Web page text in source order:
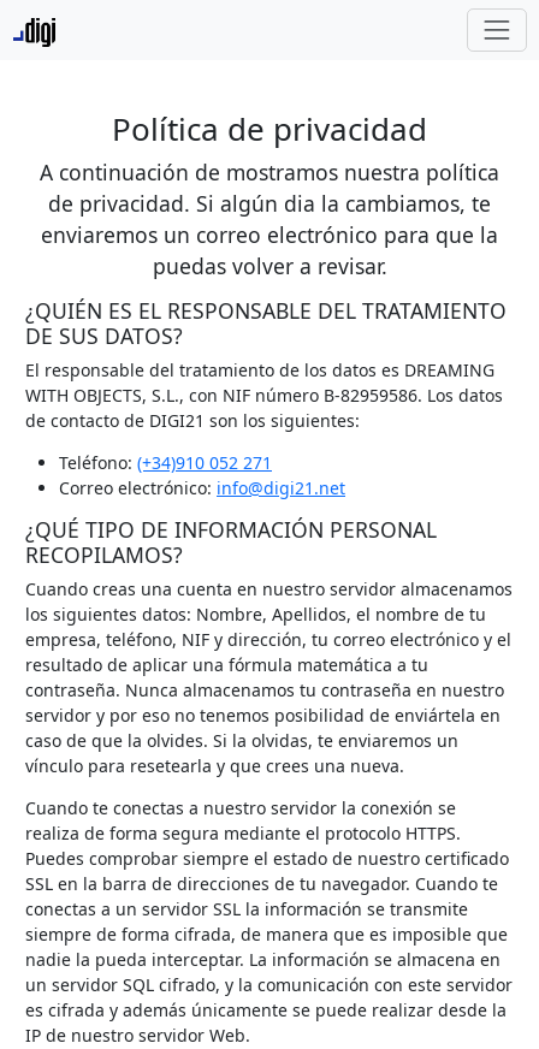
Política de privacidad
A continuación de mostramos nuestra política
de privacidad. Si algún dia la cambiamos, te
enviaremos un correo electrónico para que la
puedas volver a revisar.
¿QUIÉN ES EL RESPONSABLE DEL TRATAMIENTO
DE SUS DATOS?
El responsable del tratamiento de los datos es DREAMING
WITH OBJECTS, S.L., con NIF número B-82959586. Los datos
de contacto de DIGI21 son los siguientes:
Teléfono: (+34)910 052 271
Correo electrónico: info@digi21.net
¿QUÉ TIPO DE INFORMACIÓN PERSONAL
RECOPILAMOS?
Cuando creas una cuenta en nuestro servidor almacenamos
los siguientes datos: Nombre, Apellidos, el nombre de tu
empresa, teléfono, NIF y dirección, tu correo electrónico y el
resultado de aplicar una fórmula matemática a tu
contraseña. Nunca almacenamos tu contraseña en nuestro
servidor y por eso no tenemos posibilidad de enviártela en
caso de que la olvides. Si la olvidas, te enviaremos un
vínculo para resetearla y que crees una nueva.
Cuando te conectas a nuestro servidor la conexión se
realiza de forma segura mediante el protocolo HTTPS.
Puedes comprobar siempre el estado de nuestro certificado
SSL en la barra de direcciones de tu navegador. Cuando te
conectas a un servidor SSL la información se transmite
siempre de forma cifrada, de manera que es imposible que
nadie la pueda interceptar. La información se almacena en
un servidor SQL cifrado, y la comunicación con este servidor
es cifrada y además únicamente se puede realizar desde la
IP de nuestro servidor Web.